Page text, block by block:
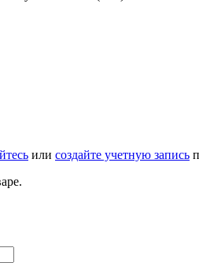
или создайте учетную запись